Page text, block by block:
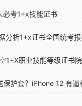
必考1+x技能证书
分析1+x证书全国统考
1+X职业技能等级证书
保护套？iPhone 12 有逼